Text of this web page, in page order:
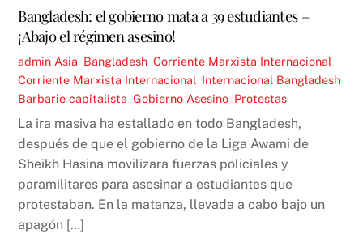
Bangladesh: el gobierno mata a 39 estudiantes –
¡Abajo el régimen asesino!
admin Asia Bangladesh ,Corriente Marxista Internacional
Corriente Marxista Internacional Internacional Bangladesh
Barbarie capitalista ,Gobierno Asesino Protestas
La ira masiva ha estallado en todo Bangladesh,
después de que el gobierno de la Liga Awami de
Sheikh Hasina movilizara fuerzas policiales y
paramilitares para asesinar a estudiantes que
protestaban. En la matanza, llevada a cabo bajo un
apagón […]